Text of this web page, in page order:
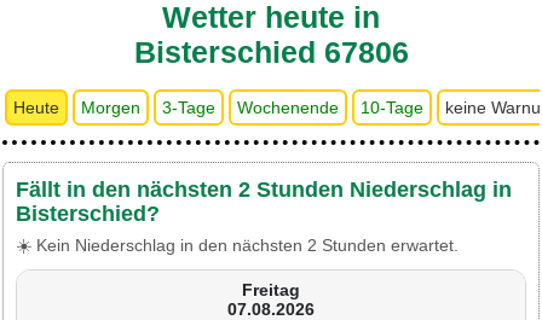
Wetter heute in
Bisterschied 67806
Heute Morgen 3-Tage Wochenende 10-Tage keine
Fällt in den nächsten 2 Stunden Niederschlag in
Bisterschied?
☀️ Kein Niederschlag in den nächsten 2 Stunden erwartet.
Freitag
07.08.2026